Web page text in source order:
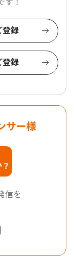
す！
登録
登録
サー様
信を